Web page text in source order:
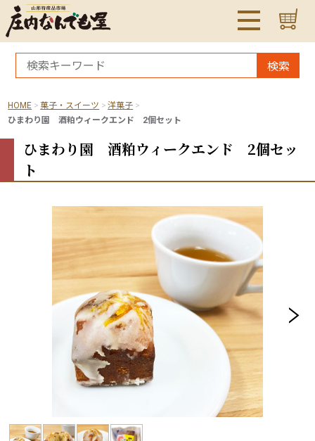
検索
HOME 菓子・スイーツ
洋菓子
ひまわり園 酒粕ウィークエンド 2個セット
ひまわり園 酒粕ウィークエンド 2個セッ
ト